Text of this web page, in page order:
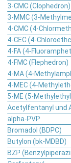
3-CMC (Clophedron)
3-MMC (3-
4-CMC (4-
4-CEC (4-
4-FA (4-
4-FMC (Flephedron)
4-MA (4-
4-MEC (4-
5-ME (5-
Acetylfentanyl und
alpha-PVP
Bromadol (BDPC)
Butylon (bk-MDBD)
BZP